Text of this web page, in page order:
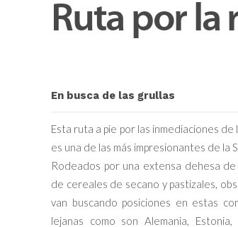
Ruta por la
En busca de las grullas
Esta ruta a pie por las inmediaciones
es una de las más impresionantes de la
Rodeados por una extensa dehesa
de cereales de secano y pastizales,
van buscando posiciones en estas
lejanas como son Alemania,